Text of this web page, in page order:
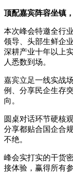
顶配嘉宾阵容坐镇
本次峰会特邀全行
领导、头部生鲜企
深耕产业十年以上
人悉数到场。
嘉宾立足一线实战
例、分享民企生存
向。
圆桌对话环节硬核
分享都贴合国企合
不绝。
峰会实打实的干货
接体验，赢得所有